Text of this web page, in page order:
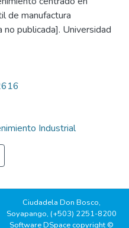
de manufactura
publicada]. Universidad
Industrial
Ciudadela Don Bosco,
Soyapango, (+503) 2251-8200
Software DSpace copyright ©